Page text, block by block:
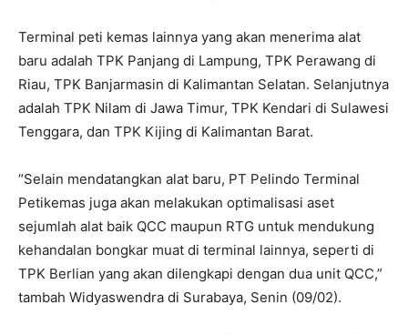
Terminal peti kemas lainnya yang akan menerima alat
baru adalah TPK Panjang di Lampung, TPK Perawang di
Riau, TPK Banjarmasin di Kalimantan Selatan. Selanjutnya
adalah TPK Nilam di Jawa Timur, TPK Kendari di Sulawesi
Tenggara, dan TPK Kijing di Kalimantan Barat.
“Selain mendatangkan alat baru, PT Pelindo Terminal
Petikemas juga akan melakukan optimalisasi aset
sejumlah alat baik QCC maupun RTG untuk mendukung
kehandalan bongkar muat di terminal lainnya, seperti di
TPK Berlian yang akan dilengkapi dengan dua unit QCC,”
tambah Widyaswendra di Surabaya, Senin (09/02).